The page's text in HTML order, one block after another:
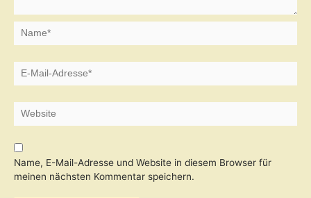
Name*
E-
Website
Name, E-Mail-Adresse und Website in diesem Browser für
meinen nächsten Kommentar speichern.